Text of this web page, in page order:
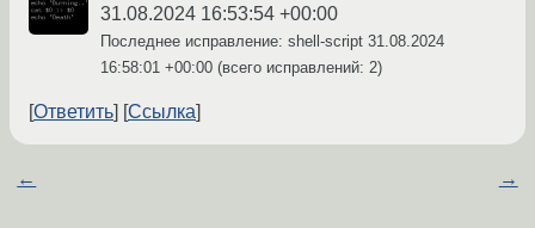
31.08.2024 16:53:54 +00:00
Последнее исправление: shell-script 31.08.2024
16:58:01 +00:00 (всего исправлений: 2)
Ответить Ссылка
← →